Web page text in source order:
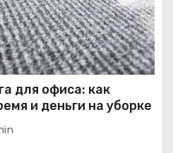
для офиса: как
и деньги на уборке